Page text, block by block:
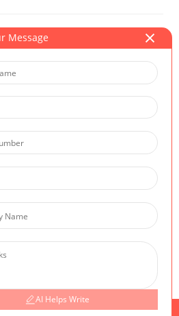
ngược bắt đầu —
viên của trại hè
1
cùng Tổng cộng 29
Message
AI Helps Write